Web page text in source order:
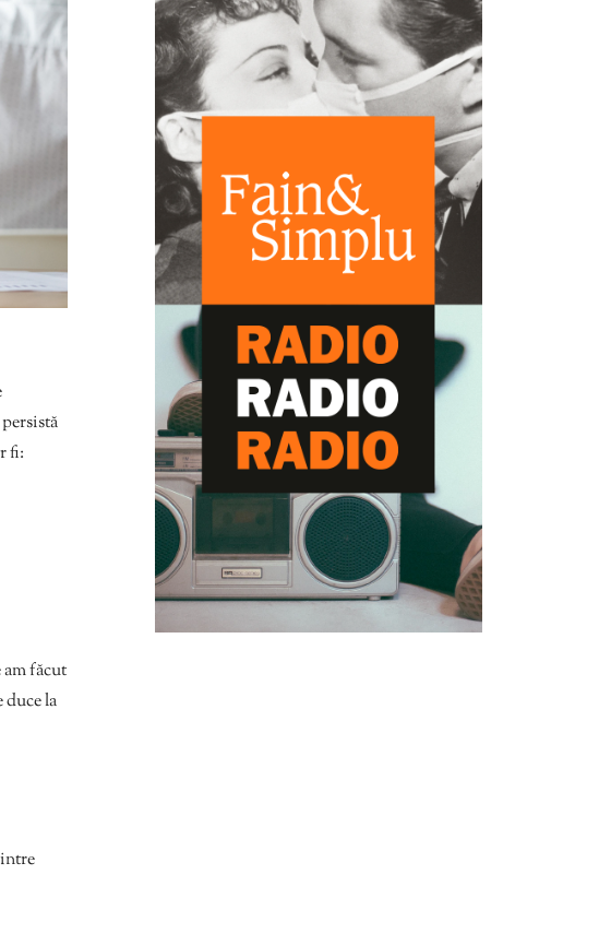
fi:
am făcut
duce la